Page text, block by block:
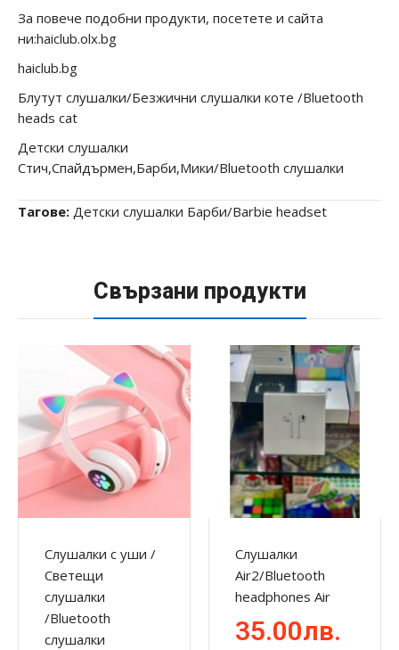
За повече подобни продукти, посетете и сайта
ни:haiclub.olx.bg
haiclub.bg
Блутут слушалки/Безжични слушалки коте /Bluetooth
heads cat
Детски слушалки
Стич,Спайдърмен,Барби,Мики/Bluetooth слушалки
Тагове: Детски слушалки Барби/Barbie headset
Свързани продукти
Слушалки с уши /
Светещи
слушалки
/Bluetooth
слушалки
Слушалки
Air2/Bluetooth
headphones Air
35.00лв.